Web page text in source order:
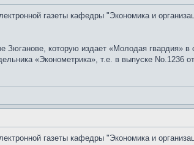
газеты кафедры "Экономика и
Зюганове, которую издает «Молодая
«Эконометрика», т.е. в выпуске No.1236 от
газеты кафедры "Экономика и